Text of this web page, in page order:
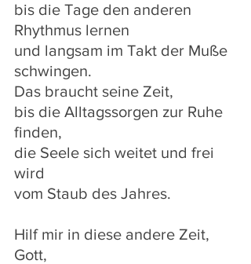
bis die Tage den anderen
Rhythmus lernen
und langsam im Takt der Muße
schwingen.
Das braucht seine Zeit,
bis die Alltagssorgen zur Ruhe
finden,
die Seele sich weitet und frei
wird
vom Staub des Jahres.
Hilf mir in diese andere Zeit,
Gott,